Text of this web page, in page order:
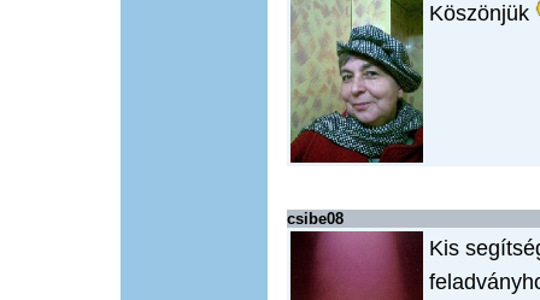
Köszönjük
csibe08
Kis